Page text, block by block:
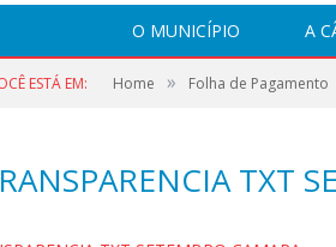
O MUNICÍPIO A
ESTÁ EM: Home » Folha de Pagamento
TXT